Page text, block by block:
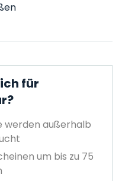
für
werden außerhalb
um bis zu 75